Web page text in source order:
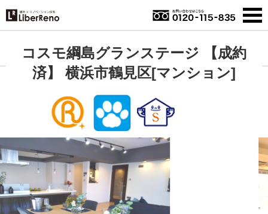
コスモ綱島グランステージ 【成約
済】 横浜市鶴見区[マンション]